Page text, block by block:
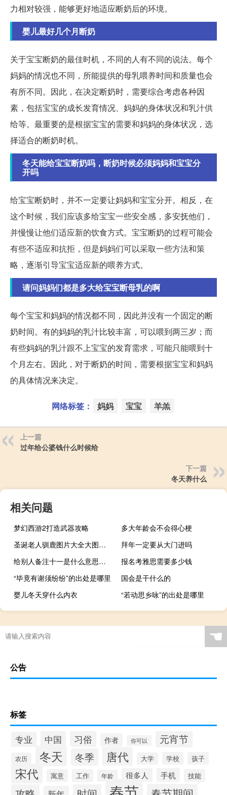
力相对较强，能够更好地适应断奶后的环境。
婴儿最好几个月断奶
关于宝宝断奶的最佳时机，不同的人有不同的说法。每个
妈妈的情况也不同，所能提供的母乳喂养时间和质量也会
有所不同。因此，在决定断奶时，需要综合考虑各种因
素，包括宝宝的成长发育情况、妈妈的身体状况和乳汁供
给等。最重要的是根据宝宝的需要和妈妈的身体状况，选
择适合的断奶时机。
冬天能给宝宝断奶吗，断奶时候必须妈妈和宝宝分
开吗
给宝宝断奶时，并不一定要让妈妈和宝宝分开。相反，在
这个时候，我们应该多给宝宝一些安全感，多安抚他们，
并慢慢让他们适应新的饮食方式。宝宝断奶的过程可能会
有些不适应和抗拒，但是妈妈们可以采取一些方法和策
略，逐渐引导宝宝适应新的喂养方式。
请问妈妈们都是多大给宝宝断母乳的啊
每个宝宝和妈妈的情况都不同，因此并没有一个固定的断
奶时间。有的妈妈的乳汁比较丰富，可以喂到两三岁；而
有些妈妈的乳汁跟不上宝宝的发育需求，可能只能喂到十
个月左右。因此，对于断奶的时间，需要根据宝宝和妈妈
的具体情况来决定。
网络标签： 妈妈 宝宝 羊羔
上一篇
过年给公婆钱什么时候给
下一篇
冬天养什么
相关问题
梦幻西游2打造武器攻略
多大年龄会不会得心梗
圣诞老人驯鹿图片大全大图（圣诞老人驯鹿的名字）
拜年一定要从大门进吗
给别人备注十一是什么意思，有什么特殊含义吗什么梗
报名考雅思需要多少钱
“毕竟有谢须纷纷”的出处是哪里
国会是干什么的
婴儿冬天穿什么内衣
“若动思乡咏”的出处是哪里
☚
公告
标签
专业 中国 习俗 作者 你可以 元宵节
农历 冬天 冬季 唐代 大学 学校 孩子
宋代 寓意 工作 年龄 很多人 手机 技能